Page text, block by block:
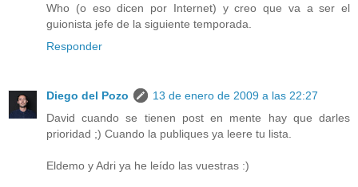
Who (o eso dicen por Internet) y creo que va a ser el
guionista jefe de la siguiente temporada.
Responder
Diego del Pozo
13 de enero de 2009 a las 22:27
David cuando se tienen post en mente hay que darles
prioridad ;) Cuando la publiques ya leere tu lista.
Eldemo y Adri ya he leído las vuestras :)